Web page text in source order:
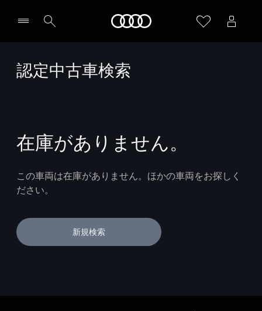
認定中古車検索
在庫がありません。
この車両は在庫がありません。ほかの車両をお探しく
ださい。
新規検索